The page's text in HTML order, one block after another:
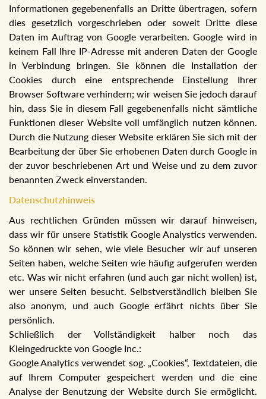
Informationen gegebenenfalls an Dritte übertragen, sofern
dies gesetzlich vorgeschrieben oder soweit Dritte diese
Daten im Auftrag von Google verarbeiten. Google wird in
keinem Fall Ihre IP-Adresse mit anderen Daten der Google
in Verbindung bringen. Sie können die Installation der
Cookies durch eine entsprechende Einstellung Ihrer
Browser Software verhindern; wir weisen Sie jedoch darauf
hin, dass Sie in diesem Fall gegebenenfalls nicht sämtliche
Funktionen dieser Website voll umfänglich nutzen können.
Durch die Nutzung dieser Website erklären Sie sich mit der
Bearbeitung der über Sie erhobenen Daten durch Google in
der zuvor beschriebenen Art und Weise und zu dem zuvor
benannten Zweck einverstanden.
Datenschutzhinweis
Aus rechtlichen Gründen müssen wir darauf hinweisen,
dass wir für unsere Statistik Google Analystics verwenden.
So können wir sehen, wie viele Besucher wir auf unseren
Seiten haben, welche Seiten wie häufig aufgerufen werden
etc. Was wir nicht erfahren (und auch gar nicht wollen) ist,
wer unsere Seiten besucht. Selbstverständlich bleiben Sie
also anonym, und auch Google erfährt nichts über Sie
persönlich.
Schließlich der Vollständigkeit halber noch das
Kleingedruckte von Google Inc.:
Google Analytics verwendet sog. „Cookies“, Textdateien, die
auf Ihrem Computer gespeichert werden und die eine
Analyse der Benutzung der Website durch Sie ermöglicht.